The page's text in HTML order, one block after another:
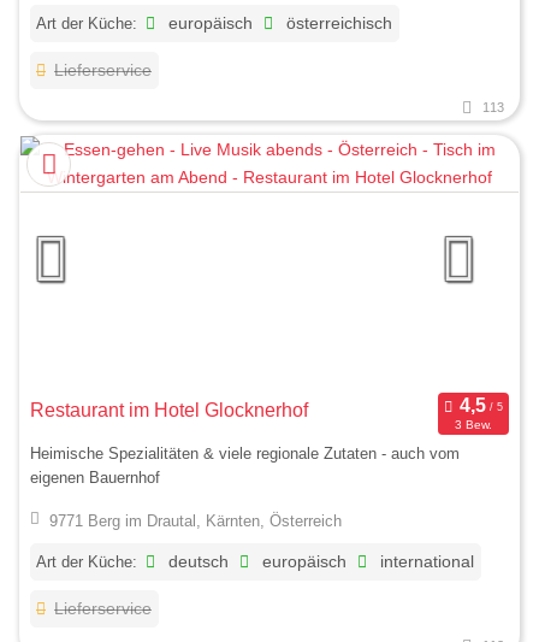
Art der Küche: europäisch österreichisch
Lieferservice
113
Restaurant im Hotel Glocknerhof
3 Bew.
Heimische Spezialitäten & viele regionale Zutaten - auch vom
eigenen Bauernhof
9771 Berg im Drautal, Kärnten, Österreich
Art der Küche: deutsch europäisch international
Lieferservice